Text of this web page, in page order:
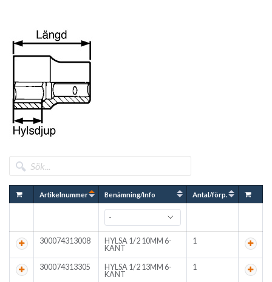
Artikelnummer Benämning/Info Antal/förp.
300074313008
HYLSA 1/2 10MM 6-
KANT
1
300074313305
HYLSA 1/2 13MM 6-
KANT
1